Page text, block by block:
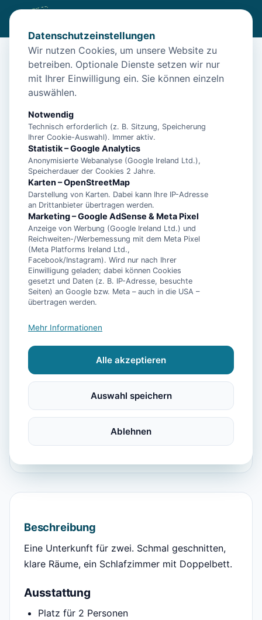
/Unterkünfte /Borkum/
Borkum – Ferienwohnung Böhm 1 Nr. 2 für 2 Personen
Borkum – Ferienwohnung Böhm 1
Nr. 2 für 2 Personen
26757 Borkum
Ausstattung
TV
Geschirrspüler Grill
Kaffeemaschine Herdplatte Backofen
Kinderhochstuhl Föhn
Parkmöglichkeit Sound System
Beschreibung
Eine Unterkunft für zwei. Schmal geschnitten,
klare Räume, ein Schlafzimmer mit Doppelbett.
Ausstattung
Platz für 2 Personen
Datenschutzeinstellungen
Wir nutzen Cookies, um unsere Website zu
betreiben. Optionale Dienste setzen wir nur
mit Ihrer Einwilligung ein. Sie können einzeln
auswählen.
Notwendig
Technisch erforderlich (z. B. Sitzung, Speicherung
Ihrer Cookie-Auswahl). Immer aktiv.
Statistik – Google Analytics
Anonymisierte Webanalyse (Google Ireland Ltd.),
Speicherdauer der Cookies 2 Jahre.
Karten – OpenStreetMap
Darstellung von Karten. Dabei kann Ihre IP-Adresse
an Drittanbieter übertragen werden.
Marketing – Google AdSense & Meta Pixel
Anzeige von Werbung (Google Ireland Ltd.) und
Reichweiten-/Werbemessung mit dem Meta Pixel
(Meta Platforms Ireland Ltd.,
Facebook/Instagram). Wird nur nach Ihrer
Einwilligung geladen; dabei können Cookies
gesetzt und Daten (z. B. IP-Adresse, besuchte
Seiten) an Google bzw. Meta – auch in die USA –
übertragen werden.
Mehr Informationen
Alle akzeptieren
Auswahl speichern
Ablehnen